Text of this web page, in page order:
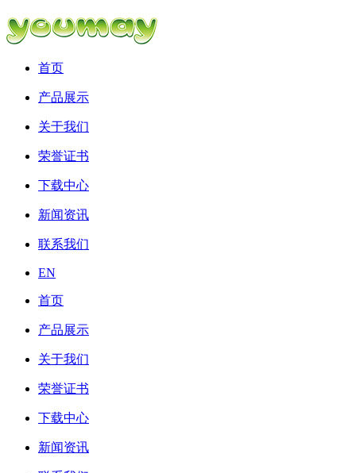
首页
产品展示
关于我们
荣誉证书
下载中心
新闻资讯
联系我们
EN
首页
产品展示
关于我们
荣誉证书
下载中心
新闻资讯